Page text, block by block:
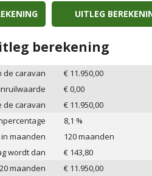
UITLEG
berekening
de caravan € 11.950,00
€0,00
de caravan
€ 11.950,00
8,1 %
maanden
120maanden
wordt dan
€ 143,80
maanden € 11.950,00